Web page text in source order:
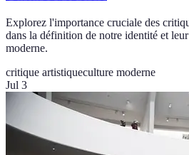
Explorez l'importance cruciale des
dans la définition de notre identité et
moderne.
critique artistiqueculture moderne
Jul 3